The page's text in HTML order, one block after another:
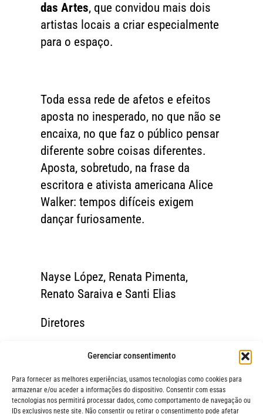
Gerenciar consentimento
Para fornecer as melhores experiências, usamos tecnologias como cookies para
armazenar e/ou aceder a informações do dispositivo. Consentir com essas
tecnologias nos permitirá processar dados, como comportamento de navegação ou
IDs exclusivos neste site. Não consentir ou retirar o consentimento pode afetar
das Artes, que convidou mais dois
artistas locais a criar especialmente
para o espaço.
Toda essa rede de afetos e efeitos
aposta no inesperado, no que não se
encaixa, no que faz o público pensar
diferente sobre coisas diferentes.
Aposta, sobretudo, na frase da
escritora e ativista americana Alice
Walker: tempos difíceis exigem
dançar furiosamente.
Nayse López, Renata Pimenta,
Renato Saraiva e Santi Elias
Diretores